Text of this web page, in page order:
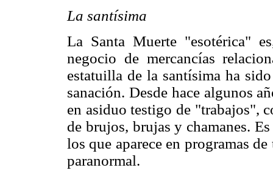
La santísima
La Santa Muerte "esotérica"
negocio de mercancías
estatuilla de la santísima ha
sanación. Desde hace algunos
en asiduo testigo de "trabajos",
de brujos, brujas y chamanes.
los que aparece en programas
paranormal.